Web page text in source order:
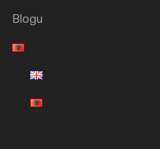
Blogu